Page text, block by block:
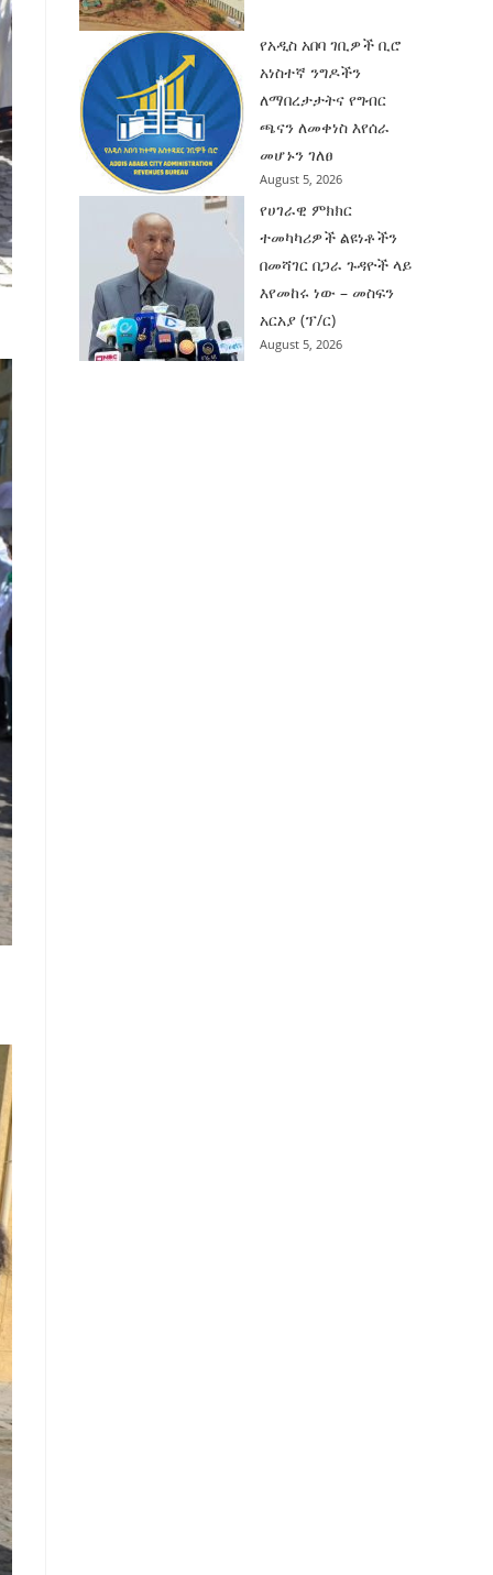
የአዲስ አበባ ገቢዎች ቢሮ
አነስተኛ ንግዶችን
ለማበረታታትና የግብር
ጫናን ለመቀነስ እየሰራ
መሆኑን ገለፀ
August 5, 2026
የሀገራዊ ምክክር
ተመካካሪዎች ልዩነቶችን
በመሻገር በጋራ ጉዳዮች ላይ
እየመከሩ ነው – መስፍን
አርአያ (ፕ/ር)
August 5, 2026